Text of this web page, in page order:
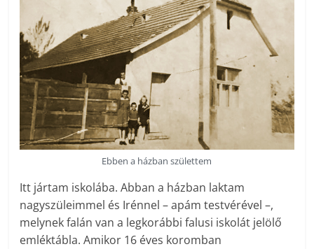
Ebben a házban születtem
Itt jártam iskolába. Abban a házban laktam
nagyszüleimmel és Irénnel – apám testvérével –,
melynek falán van a legkorábbi falusi iskolát jelölő
emléktábla. Amikor 16 éves koromban